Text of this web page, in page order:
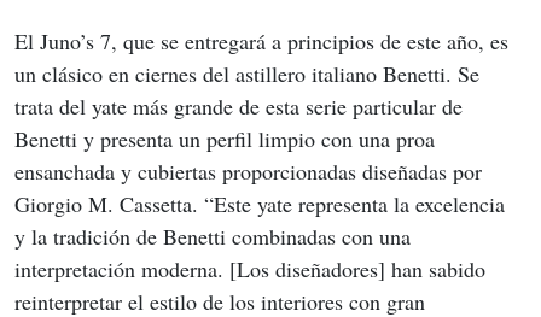
El Juno’s 7, que se entregará a principios de este año, es
un clásico en ciernes del astillero italiano Benetti. Se
trata del yate más grande de esta serie particular de
Benetti y presenta un perfil limpio con una proa
ensanchada y cubiertas proporcionadas diseñadas por
Giorgio M. Cassetta. “Este yate representa la excelencia
y la tradición de Benetti combinadas con una
interpretación moderna. [Los diseñadores] han sabido
reinterpretar el estilo de los interiores con gran